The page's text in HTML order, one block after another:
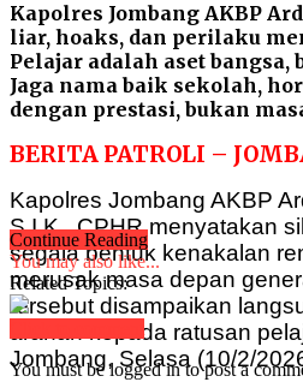
Kapolres Jombang AKBP
liar, hoaks, dan perilaku
Pelajar adalah aset
Jaga nama baik sekolah,
dengan prestasi, bukan
BERITA PATROLI –
Kapolres Jombang AKBP
S.I.K., CPHR menyatakan
segala bentuk kenakalan
merusak masa depan
tersebut disampaikan
arahan kepada ratusan
Jombang, Selasa (10/2/
Continue Reading
You may also like...
Related Topics:
You must be logged in to post a